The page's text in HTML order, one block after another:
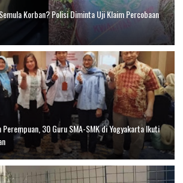
Korban? Polisi Diminta Uji Klaim Percobaan
30 Guru SMA-SMK di Yogyakarta Ikuti